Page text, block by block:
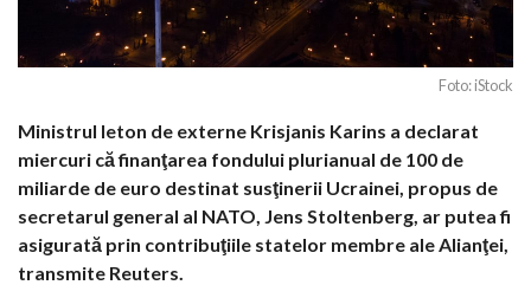
Foto: iStock
Ministrul leton de externe Krisjanis Karins a declarat
miercuri că finanţarea fondului plurianual de 100 de
miliarde de euro destinat susţinerii Ucrainei, propus de
secretarul general al NATO, Jens Stoltenberg, ar putea fi
asigurată prin contribuţiile statelor membre ale Alianţei,
transmite Reuters.